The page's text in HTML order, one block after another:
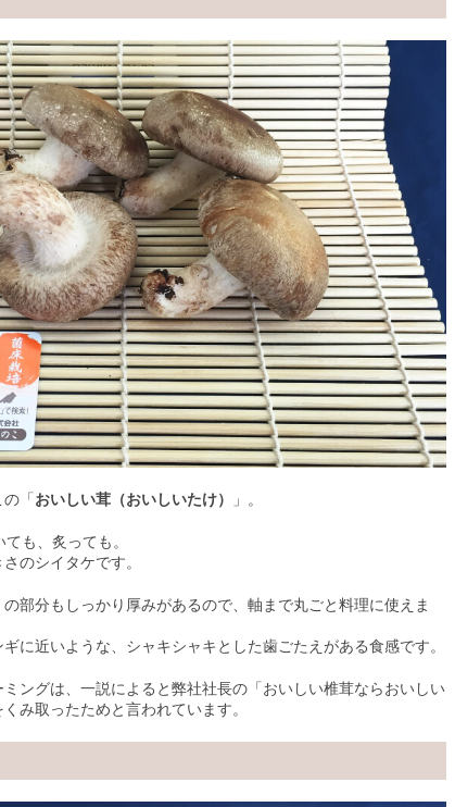
「おいしい茸（おいしいたけ） 」。
も、炙っても。
のシイタケです。
部分もしっかり厚みがあるので、軸まで丸ごと料理に使えま
に近いような、シャキシャキとした歯ごたえがある食感です。
ングは、一説によると弊社社長の「おいしい椎茸ならおいしい
み取ったためと言われています。